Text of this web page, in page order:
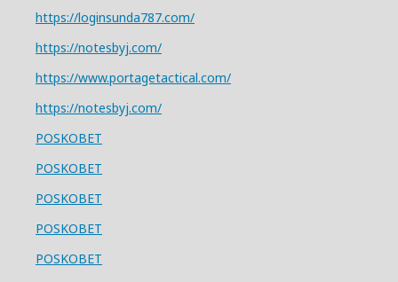
https://loginsunda787.com/
https://notesbyj.com/
https://www.portagetactical.com/
https://notesbyj.com/
POSKOBET
POSKOBET
POSKOBET
POSKOBET
POSKOBET